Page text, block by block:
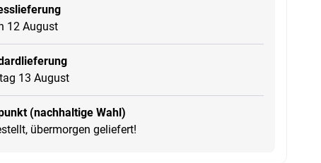
12 August
13 August
(nachhaltige Wahl)
übermorgen geliefert!